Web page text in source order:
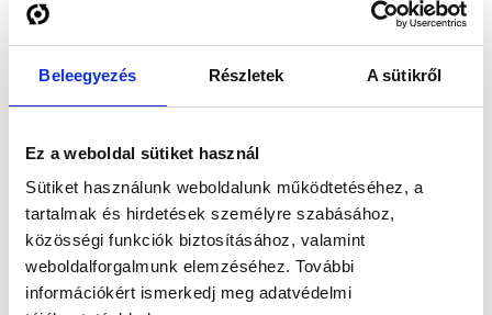
Beleegyezés Részletek A sütikről
Ez a weboldal sütiket használ
Sütiket használunk weboldalunk működtetéséhez, a
tartalmak és hirdetések személyre szabásához,
közösségi funkciók biztosításához, valamint
weboldalforgalmunk elemzéséhez. További
információkért ismerkedj meg adatvédelmi
teremtenek”
– osztotta meg gondolatait
Zsuzsanna.